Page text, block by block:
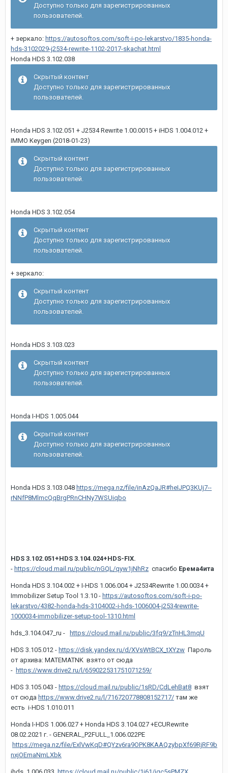
Доступно только для зарегистрированных
пользователей.
+ зеркало: https://autosoftos.com/soft-i-po-lekarstvo/1835-honda-
hds-3102029-j2534-rewrite-1102-2017-skachat.html
Honda HDS 3.102.038
Скрытый контент
Доступно только для зарегистрированных
пользователей.
Honda HDS 3.102.051 + J2534 Rewrite 1.00.0015 + iHDS 1.004.012 +
IMMO Keygen (2018-01-23)
Скрытый контент
Доступно только для зарегистрированных
пользователей.
Honda HDS 3.102.054
Скрытый контент
Доступно только для зарегистрированных
пользователей.
+ зеркало:
Скрытый контент
Доступно только для зарегистрированных
пользователей.
Honda HDS 3.103.023
Скрытый контент
Доступно только для зарегистрированных
пользователей.
Honda I-HDS 1.005.044
Скрытый контент
Доступно только для зарегистрированных
пользователей.
Honda HDS 3.103.048 https://mega.nz/file/inAzQaJR#heIJPQ3KUj7--
rNNfP8MlmcQqBrgPRnCHNy7WSUiqbo
HDS 3.102.051+HDS 3.104.024+HDS-FIX.
- https://cloud.mail.ru/public/nGQL/qyw1jNhRz спасибо Ерема4ита
Honda HDS 3.104.002 + I-HDS 1.006.004 + J2534Rewrite 1.00.0034 +
Immobilizer Setup Tool 1.3.10 - https://autosoftos.com/soft-i-po-
lekarstvo/4382-honda-hds-3104002-i-hds-1006004-j2534rewrite-
1000034-immobilizer-setup-tool-1310.html
hds_3.104.047_ru - https://cloud.mail.ru/public/3fq9/zTnHL3mqU
HDS 3.105.012 - https://disk.yandex.ru/d/XVsWtBCX_tXYzw Пароль
от архива: MATEMATNK взято от сюда
- https://www.drive2.ru/l/659022531751071259/
HDS 3.105.043 - https://cloud.mail.ru/public/1sRD/CdLehBat8 взят
от сюда https://www.drive2.ru/l/716720778808152717/ там же
есть i-HDS 1.010.011
Honda I-HDS 1.006.027 + Honda HDS 3.104.027 +ECURewrite
08.02.2021 г. - GENERAL_P2FULL_1.006.022PE
https://mega.nz/file/ExlVwKqD#QYzv6ra9OPK8KAAQzybpXf69RjRF9b
nxjOEmaNmLXbk